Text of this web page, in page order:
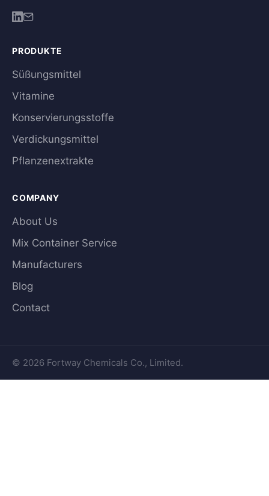
PRODUKTE
Süßungsmittel
Vitamine
Konservierungsstoffe
Verdickungsmittel
Pflanzenextrakte
COMPANY
About Us
Mix Container Service
Manufacturers
Blog
Contact
© 2026 Fortway Chemicals Co., Limited.